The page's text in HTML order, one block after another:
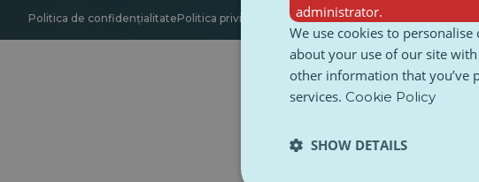
Politica de confidențialitatePolitica privind cookie-urileAccesibilitate
administrator.
We use cookies to
about your use of our site
other information that you’ve
services. Cookie Policy
SHOW DETAILS